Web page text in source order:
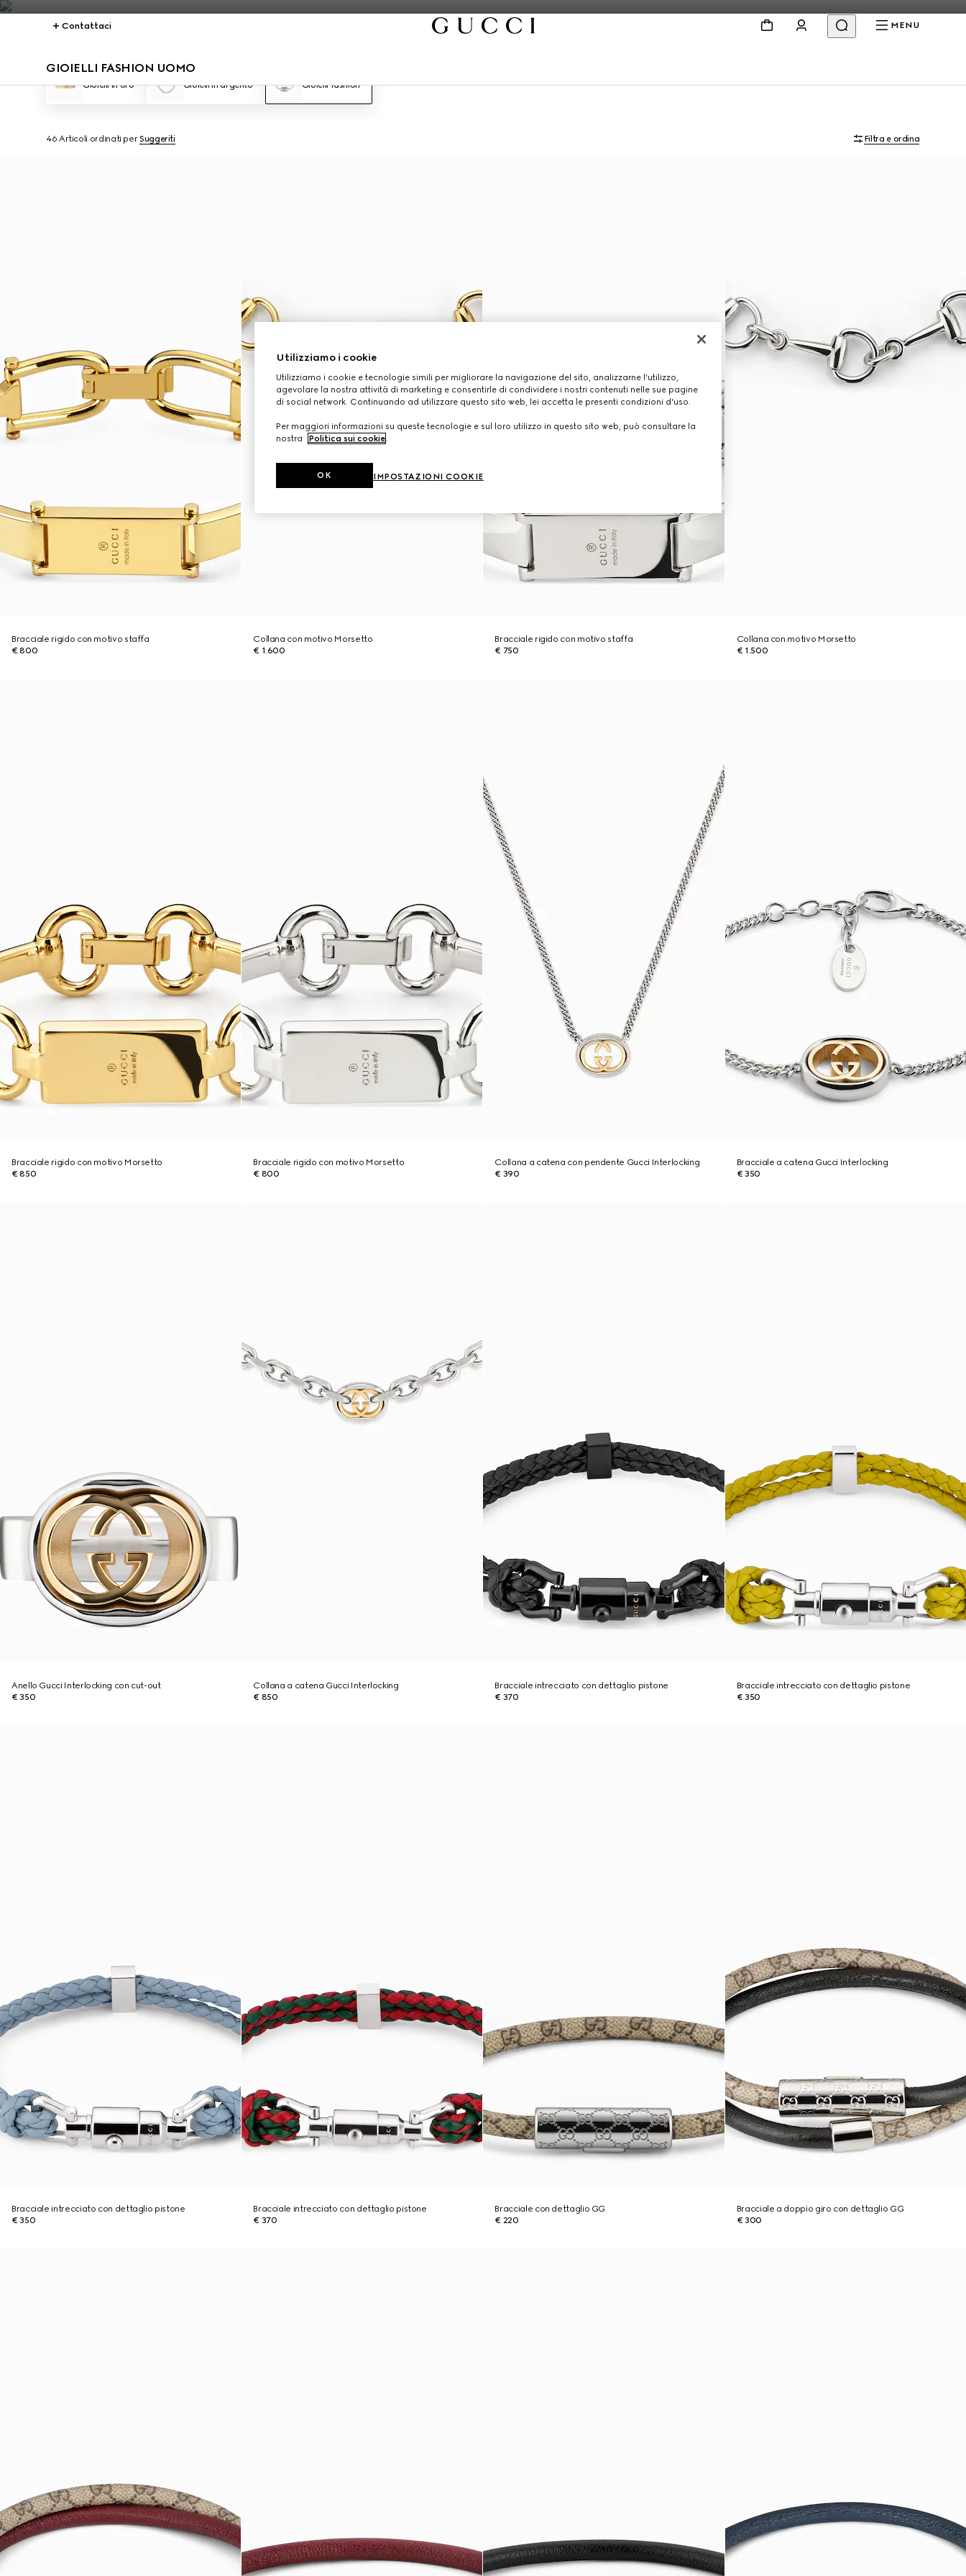
Contattaci MENU
GIOIELLI FASHION UOMO
Gioielli in oro Gioielli in argento Gioielli fashion
46 Articoli ordinati perSuggeriti Filtra e ordina
Bracciale rigido con motivo staffa
€ 800
Collana con motivo Morsetto
€ 1.600
Bracciale rigido con motivo staffa
€ 750
Collana con motivo Morsetto
€ 1.500
Bracciale rigido con motivo Morsetto
€ 850
Bracciale rigido con motivo Morsetto
€ 800
Collana a catena con pendente Gucci Interlocking
€ 390
Bracciale a catena Gucci Interlocking
€ 350
Anello Gucci Interlocking con cut-out
€ 350
Collana a catena Gucci Interlocking
€ 850
Bracciale intrecciato con dettaglio pistone
€ 370
Bracciale intrecciato con dettaglio pistone
€ 350
Bracciale intrecciato con dettaglio pistone
€ 350
Bracciale intrecciato con dettaglio pistone
€ 370
Bracciale con dettaglio GG
€ 220
Bracciale a doppio giro con dettaglio GG
€ 300
Utilizziamo i cookie
Utilizziamo i cookie e tecnologie simili per migliorare la navigazione del sito, analizzarne l'utilizzo,
agevolare la nostra attività di marketing e consentirle di condividere i nostri contenuti nelle sue pagine
di social network. Continuando ad utilizzare questo sito web, lei accetta le presenti condizioni d'uso.
Per maggiori informazioni su queste tecnologie e sul loro utilizzo in questo sito web, può consultare la
nostra
Politica sui cookie.
IMPOSTAZIONI COOKIE
OK